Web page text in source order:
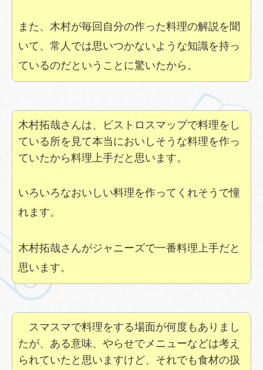
また、木村が毎回自分の作った料理の解説を聞
いて、常人では思いつかないような知識を持っ
ているのだということに驚いたから。
木村拓哉さんは、ビストロスマップで料理をし
ている所を見て本当においしそうな料理を作っ
ていたから料理上手だと思います。
いろいろなおいしい料理を作ってくれそうで憧
れます。
木村拓哉さんがジャニーズで一番料理上手だと
思います。
スマスマで料理をする場面が何度もありまし
たが、ある意味、やらせでメニューなどは考え
られていたと思いますけど、それでも食材の扱